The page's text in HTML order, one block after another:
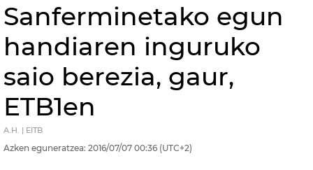
Sanferminetako egun
handiaren inguruko
saio berezia, gaur,
ETB1en
A.H. | EITB
Azken eguneratzea: 2016/07/07 00:36 (UTC+2)